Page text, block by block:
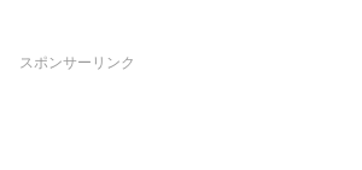
スポンサーリンク